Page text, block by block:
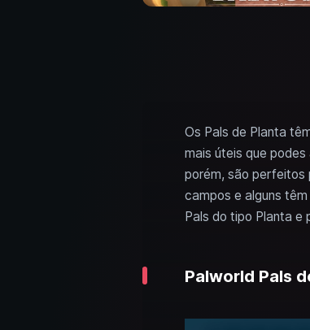
Os Pals de Planta
mais úteis que
porém, são perfeitos
campos e alguns
Pals do tipo Planta e
Palworld Pals